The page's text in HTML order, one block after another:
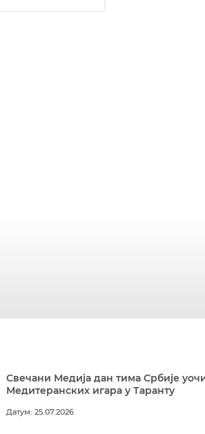
Свечани Медија дан тима Србије
Медитеранских игара у Таранту
Датум: 25.07.2026